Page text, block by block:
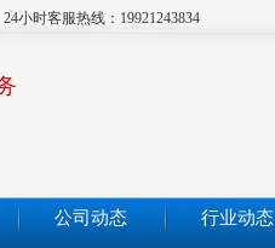
24小时客服热线：19921243834
公司动态 行业动态